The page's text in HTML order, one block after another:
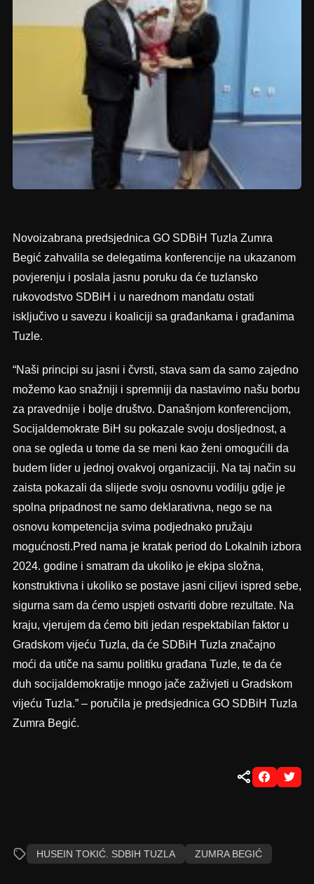
Novoizabrana predsjednica GO SDBiH Tuzla Zumra
Begić zahvalila se delegatima konferencije na ukazanom
povjerenju i poslala jasnu poruku da će tuzlansko
rukovodstvo SDBiH i u narednom mandatu ostati
isključivo u savezu i koaliciji sa građankama i građanima
Tuzle.
“Naši principi su jasni i čvrsti, stava sam da samo zajedno
možemo kao snažniji i spremniji da nastavimo našu borbu
za pravednije i bolje društvo. Današnjom konferencijom,
Socijaldemokrate BiH su pokazale svoju dosljednost, a
ona se ogleda u tome da se meni kao ženi omogućili da
budem lider u jednoj ovakvoj organizaciji. Na taj način su
zaista pokazali da slijede svoju osnovnu vodilju gdje je
spolna pripadnost ne samo deklarativna, nego se na
osnovu kompetencija svima podjednako pružaju
mogućnosti.Pred nama je kratak period do Lokalnih izbora
2024. godine i smatram da ukoliko je ekipa složna,
konstruktivna i ukoliko se postave jasni ciljevi ispred sebe,
sigurna sam da ćemo uspjeti ostvariti dobre rezultate. Na
kraju, vjerujem da ćemo biti jedan respektabilan faktor u
Gradskom vijeću Tuzla, da će SDBiH Tuzla značajno
moći da utiče na samu politiku građana Tuzle, te da će
duh socijaldemokratije mnogo jače zaživjeti u Gradskom
vijeću Tuzla.” – poručila je predsjednica GO SDBiH Tuzla
Zumra Begić.
HUSEIN TOKIĆ. SDBIH TUZLA ZUMRA BEGIĆ